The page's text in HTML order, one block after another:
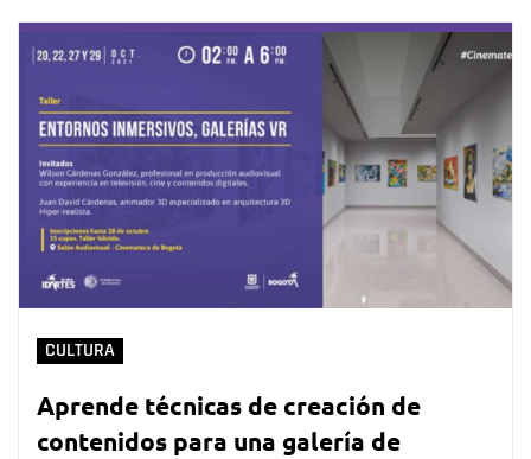
CULTURA
Aprende técnicas de creación de
contenidos para una galería de